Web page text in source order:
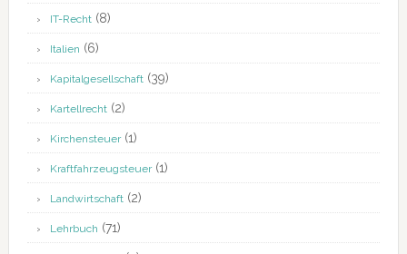
IT-Recht(8)
Italien (6)
Kapitalgesellschaft(39)
Kartellrecht(2)
Kirchensteuer(1)
Kraftfahrzeugsteuer(1)
Landwirtschaft(2)
Lehrbuch (71)